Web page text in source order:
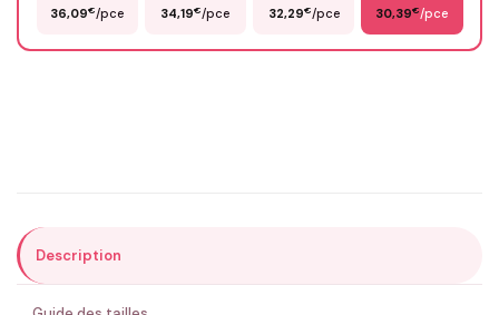
ENVOYER MA DEMANDE ✨
36,09€/pce 34,19€/pce 32,29€/pce 30,39€/pce
Description